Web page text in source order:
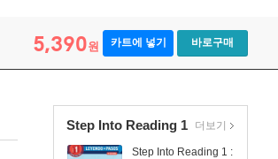
5,390원 카트에 넣기 바로구매
Step Into Reading 1
Step Into Reading 1 :
더보기